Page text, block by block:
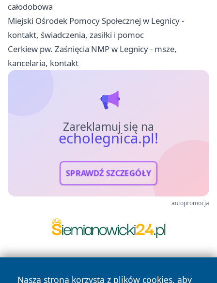
całodobowa
Miejski Ośrodek Pomocy Społecznej w Legnicy -
kontakt, świadczenia, zasiłki i pomoc
Cerkiew pw. Zaśnięcia NMP w Legnicy - msze,
kancelaria, kontakt
Zareklamuj się na
echolegnica.pl!
SPRAWDŹ SZCZEGÓŁY
autopromocja
Nasza strona korzysta z plików cookies, aby